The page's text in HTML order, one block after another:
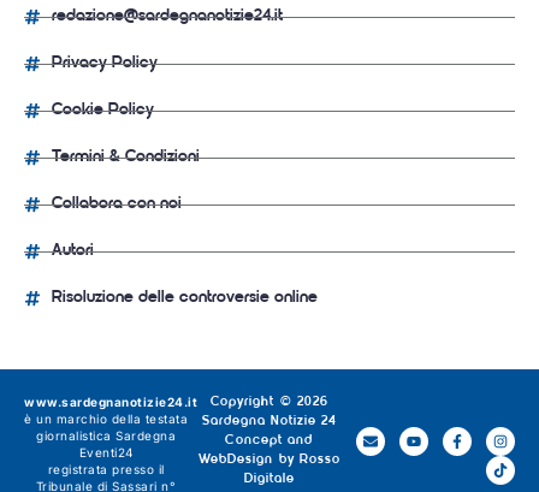
redazione@sardegnanotizie24.it
Privacy Policy
Cookie Policy
Termini & Condizioni
Collabora con noi
Autori
Risoluzione delle controversie online
Copyright © 2026
Sardegna Notizie 24
Concept and
WebDesign by Rosso
Digitale
www.sardegnanotizie24.it
è un marchio della testata
giornalistica Sardegna
Eventi24
registrata presso il
Tribunale di Sassari n°